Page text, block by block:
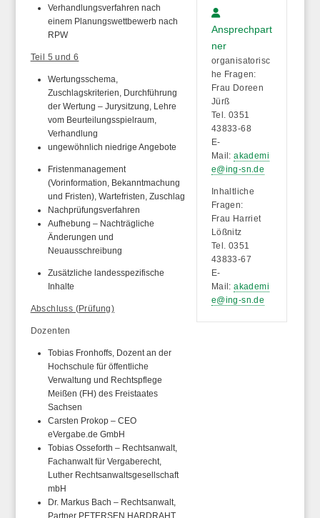
Verhandlungsverfahren nach
einem Planungswettbewerb nach
RPW
Teil 5 und 6
Wertungsschema,
Zuschlagskriterien, Durchführung
der Wertung – Jurysitzung, Lehre
vom Beurteilungsspielraum,
Verhandlung
ungewöhnlich niedrige Angebote
Fristenmanagement
(Vorinformation, Bekanntmachung
und Fristen), Wartefristen, Zuschlag
Nachprüfungsverfahren
Aufhebung – Nachträgliche
Änderungen und
Neuausschreibung
Zusätzliche landesspezifische
Inhalte
Abschluss (Prüfung)
Dozenten
Tobias Fronhoffs, Dozent an der
Hochschule für öffentliche
Verwaltung und Rechtspflege
Meißen (FH) des Freistaates
Sachsen
Carsten Prokop – CEO
eVergabe.de GmbH
Tobias Osseforth – Rechtsanwalt,
Fachanwalt für Vergaberecht,
Luther Rechtsanwaltsgesellschaft
mbH
Dr. Markus Bach – Rechtsanwalt,
Partner PETERSEN HARDRAHT
Ansprechpart
ner
organisatorisc
he Fragen:
Frau Doreen
Jürß
Tel. 0351
43833-68
E-
Mail:akademi
e@ing-sn.de
Inhaltliche
Fragen:
Frau Harriet
Lößnitz
Tel. 0351
43833-67
E-
Mail:akademi
e@ing-sn.de